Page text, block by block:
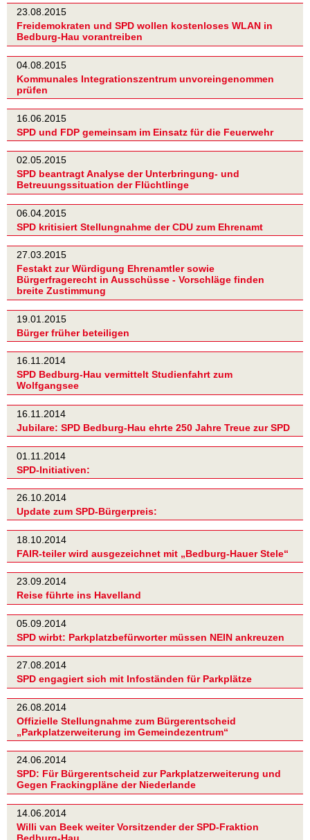
23.08.2015
Freidemokraten und SPD wollen kostenloses WLAN in
Bedburg-Hau vorantreiben
04.08.2015
Kommunales Integrationszentrum unvoreingenommen
prüfen
16.06.2015
SPD und FDP gemeinsam im Einsatz für die Feuerwehr
02.05.2015
SPD beantragt Analyse der Unterbringung- und
Betreuungssituation der Flüchtlinge
06.04.2015
SPD kritisiert Stellungnahme der CDU zum Ehrenamt
27.03.2015
Festakt zur Würdigung Ehrenamtler sowie
Bürgerfragerecht in Ausschüsse - Vorschläge finden
breite Zustimmung
19.01.2015
Bürger früher beteiligen
16.11.2014
SPD Bedburg-Hau vermittelt Studienfahrt zum
Wolfgangsee
16.11.2014
Jubilare: SPD Bedburg-Hau ehrte 250 Jahre Treue zur SPD
01.11.2014
SPD-Initiativen:
26.10.2014
Update zum SPD-Bürgerpreis:
18.10.2014
FAIR-teiler wird ausgezeichnet mit „Bedburg-Hauer Stele“
23.09.2014
Reise führte ins Havelland
05.09.2014
SPD wirbt: Parkplatzbefürworter müssen NEIN ankreuzen
27.08.2014
SPD engagiert sich mit Infoständen für Parkplätze
26.08.2014
Offizielle Stellungnahme zum Bürgerentscheid
„Parkplatzerweiterung im Gemeindezentrum“
24.06.2014
SPD: Für Bürgerentscheid zur Parkplatzerweiterung und
Gegen Frackingpläne der Niederlande
14.06.2014
Willi van Beek weiter Vorsitzender der SPD-Fraktion